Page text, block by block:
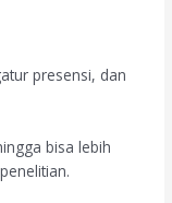
presensi, dan
bisa lebih